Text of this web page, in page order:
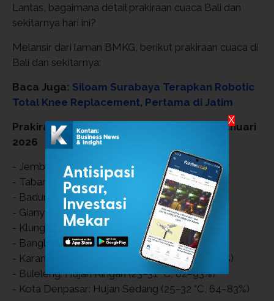
Lantas, bagaimana detail prakiraan cuaca Bali dan
sekitarnya hari ini?
Melansir dari laman BMKG, berikut prakiraan cuaca di
Bali dan sekitarnya:
Baca Juga: Siloam Surabaya Terapkan Robotic
Total Knee Replacement, Pertama di Jatim
Prakiraan Cuaca Bali dan Sekitarnya 14 Januari
2026
- Jembrana: Hujan Ringan (22–30 °C, 77–98%)
- Tabanan: Hujan Ringan (21–30 °C, 68–95%)
- Badung: Hujan Petir (24–32 °C, 63–89%)
- Gianyar: Hujan Ringan (23–31 °C, 64–94%)
- Klungkung: Hujan Ringan (25–31 °C, 64–81%)
- Bangli: Hujan Ringan (21–29 °C, 75–98%)
- Karangasem: Hujan Ringan (21–30 °C, 78–98%)
- Buleleng: Hujan Ringan (23–31 °C, 82–93%)
- Kota Denpasar: Hujan Sedang (25–32 °C, 64–83%)
X